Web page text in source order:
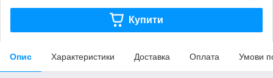
Купити
Опис Характеристики Доставка Оплата Умови